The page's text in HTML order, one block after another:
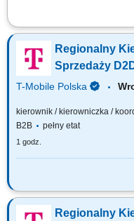
Opis stanowiska:
branży transportowej,
do indywidualnych potrzeb,
sprzedaży, prowadzenie
sporządzanie raportów z...
Regionalny
Sprzedaży
T-Mobile Polska
kierownik / kierowniczka /
B2B
pełny etat
1 godz.
Zadania, które na Ciebie
D2D Kompleksowa
efektywnością kanału D2D
Regionalny